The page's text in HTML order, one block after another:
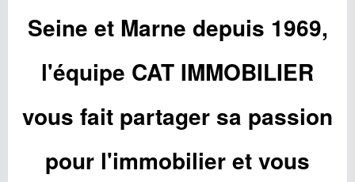
Seine et Marne depuis 1969,
l'équipe CAT IMMOBILIER
vous fait partager sa passion
pour l'immobilier et vous